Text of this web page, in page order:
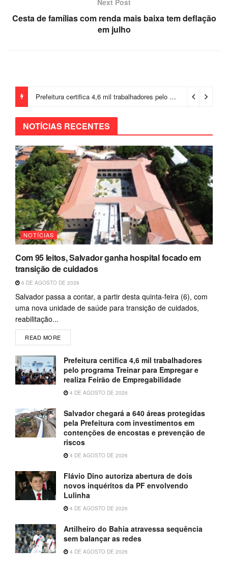
Next Post
Cesta de famílias com renda mais baixa tem deflação
em julho
Prefeitura certifica 4,6 mil trabalhadores pelo programa Treinar para Empregar e realiza Feirão de Empregabilidade
NOTÍCIAS RECENTES
NOTÍCIAS
Com 95 leitos, Salvador ganha hospital focado em
transição de cuidados
6 DE AGOSTO DE 2026
Salvador passa a contar, a partir desta quinta-feira (6), com
uma nova unidade de saúde para transição de cuidados,
reabilitação...
READ MORE
Prefeitura certifica 4,6 mil trabalhadores
pelo programa Treinar para Empregar e
realiza Feirão de Empregabilidade
4 DE AGOSTO DE 2026
Salvador chegará a 640 áreas protegidas
pela Prefeitura com investimentos em
contenções de encostas e prevenção de
riscos
4 DE AGOSTO DE 2026
Flávio Dino autoriza abertura de dois
novos inquéritos da PF envolvendo
Lulinha
4 DE AGOSTO DE 2026
Artilheiro do Bahia atravessa sequência
sem balançar as redes
4 DE AGOSTO DE 2026